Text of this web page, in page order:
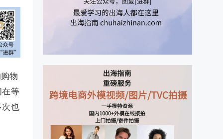
物
在等
次也